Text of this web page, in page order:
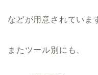
などが用意されていま
またツール別にも、